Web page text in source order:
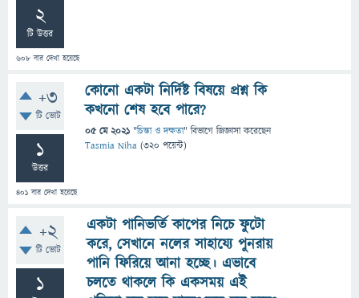
2
টি উত্তর
608 বার দেখা হয়েছে
+3
টি ভোট
1
উত্তর
401 বার দেখা হয়েছে
কোনো একটা নির্দিষ্ট বিষয়ে প্রশ্ন কি
কখনো শেষ হবে পারে?
05 মে 2021 "চিন্তা ও দক্ষতা" বিভাগে জিজ্ঞাসাকরেছেন
Tasmia Niha (320 পয়েন্ট)
+2
টি ভোট
1
একটা পানিভর্তি কাপের নিচে ফুটো
করে, সেখানে নলের সাহায্যে পুনরায়
পানি ফিরিয়ে আনা হচ্ছে। এভাবে
চলতে থাকলে কি একসময় এই